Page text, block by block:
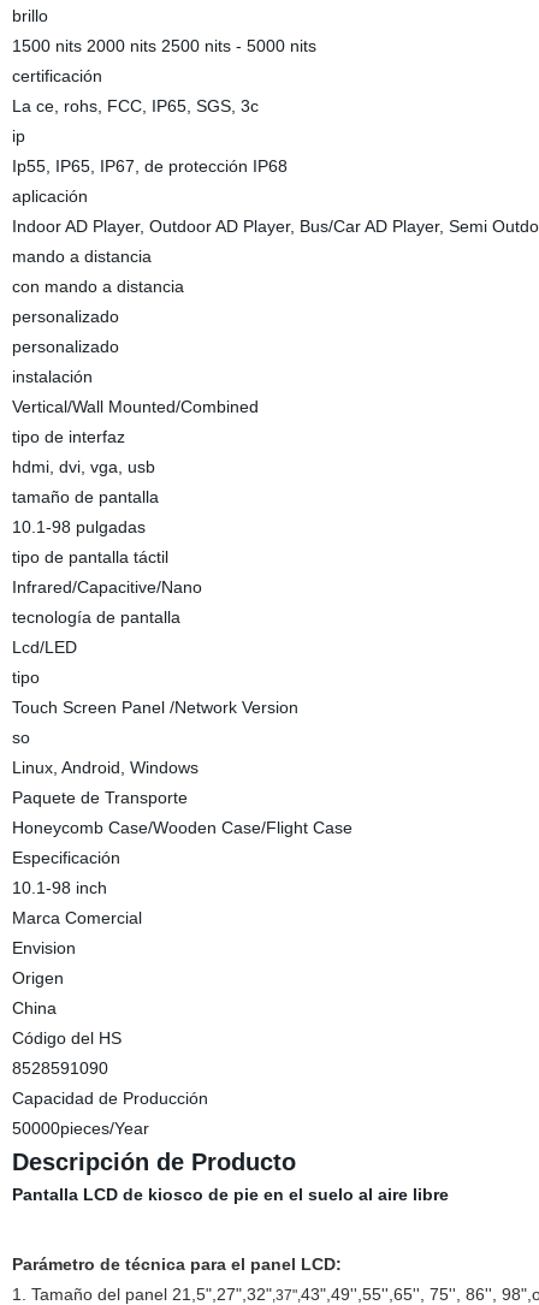
brillo
1500 nits 2000 nits 2500 nits - 5000 nits
certificación
La ce, rohs, FCC, IP65, SGS, 3c
ip
Ip55, IP65, IP67, de protección IP68
aplicación
Indoor AD Player, Outdoor AD Player, Bus/Car AD Player, Semi
mando a distancia
con mando a distancia
personalizado
personalizado
instalación
Vertical/Wall Mounted/Combined
tipo de interfaz
hdmi, dvi, vga, usb
tamaño de pantalla
10.1-98 pulgadas
tipo de pantalla táctil
Infrared/Capacitive/Nano
tecnología de pantalla
Lcd/LED
tipo
Touch Screen Panel /Network Version
so
Linux, Android, Windows
Paquete de Transporte
Honeycomb Case/Wooden Case/Flight Case
Especificación
10.1-98 inch
Marca Comercial
Envision
Origen
China
Código del HS
8528591090
Capacidad de Producción
50000pieces/Year
Descripción de Producto
Pantalla LCD de kiosco de pie en el suelo al aire libre
Parámetro de técnica para el panel LCD:
1. Tamaño del panel21,5",27",32",37",43",49'',55'',65'', 75'', 86'',